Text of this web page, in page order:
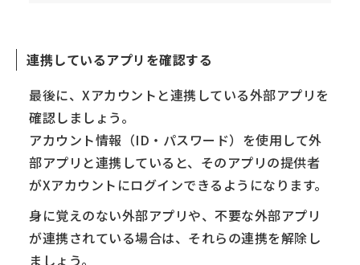
連携しているアプリを確認する
最後に、Xアカウントと連携している外部アプリを
確認しましょう。
アカウント情報（ID・パスワード）を使用して外
部アプリと連携していると、そのアプリの提供者
がXアカウントにログインできるようになります。
身に覚えのない外部アプリや、不要な外部アプリ
が連携されている場合は、それらの連携を解除し
ましょう。